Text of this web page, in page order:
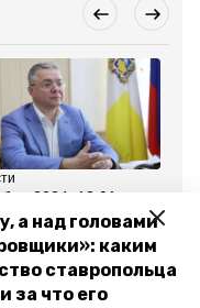
а над головами
каким
ставропольца
за что его
2024, 13:01
Контроль
должен быть на